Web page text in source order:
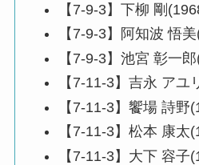
【7-9-3】下柳 剛
【7-9-3】阿知波 悟
【7-9-3】池宮 彰一
【7-11-3】吉永 アユ
【7-11-3】饗場 詩野
【7-11-3】松本 康太
【7-11-3】大下 容子